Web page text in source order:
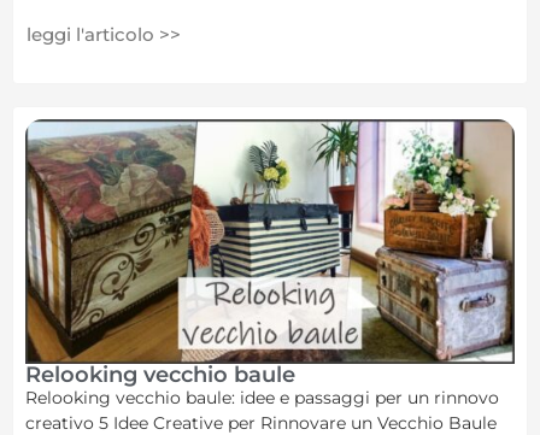
leggi l'articolo >>
Relooking vecchio baule
Relooking vecchio baule: idee e passaggi per un rinnovo
creativo 5 Idee Creative per Rinnovare un Vecchio Baule